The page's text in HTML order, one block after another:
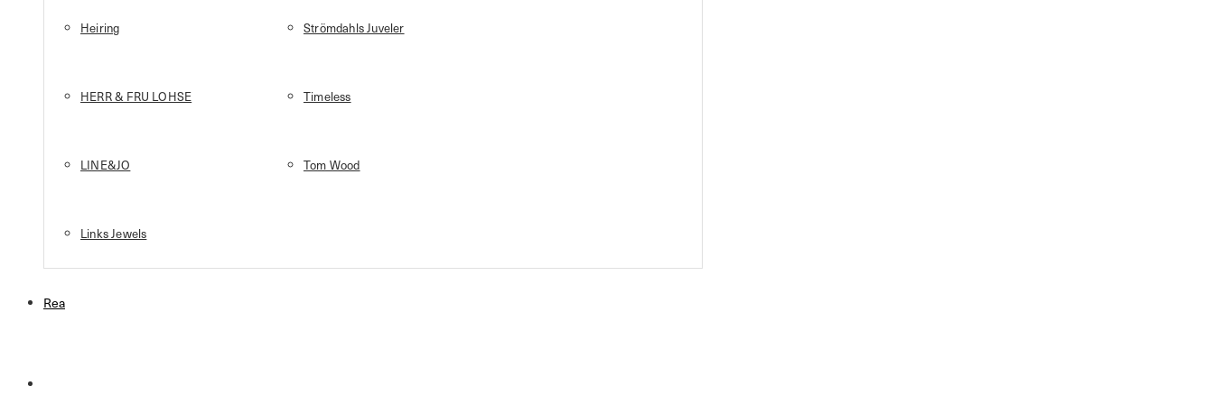
Heiring
HERR & FRU LOHSE
LINE&JO
Links Jewels
Strömdahls Juveler
Timeless
Tom Wood
Rea